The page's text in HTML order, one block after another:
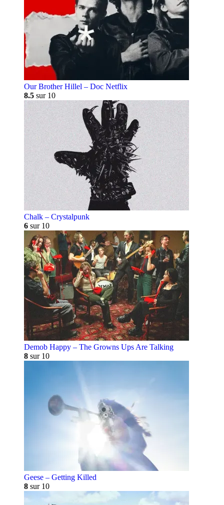
Our Brother Hillel – Doc Netflix
8.5 sur 10
Chalk – Crystalpunk
6 sur 10
Demob Happy – The Growns Ups Are Talking
8 sur 10
Geese – Getting Killed
8 sur 10